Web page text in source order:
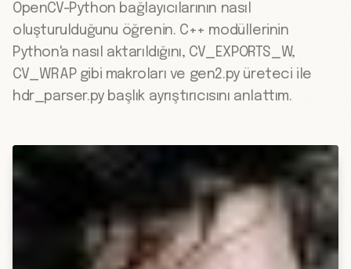
OpenCV-Python bağlayıcılarının nasıl
oluşturulduğunu öğrenin. C++ modüllerinin
Python'a nasıl aktarıldığını, CV_EXPORTS_W,
CV_WRAP gibi makroları ve gen2.py üreteci ile
hdr_parser.py başlık ayrıştırıcısını anlattım.